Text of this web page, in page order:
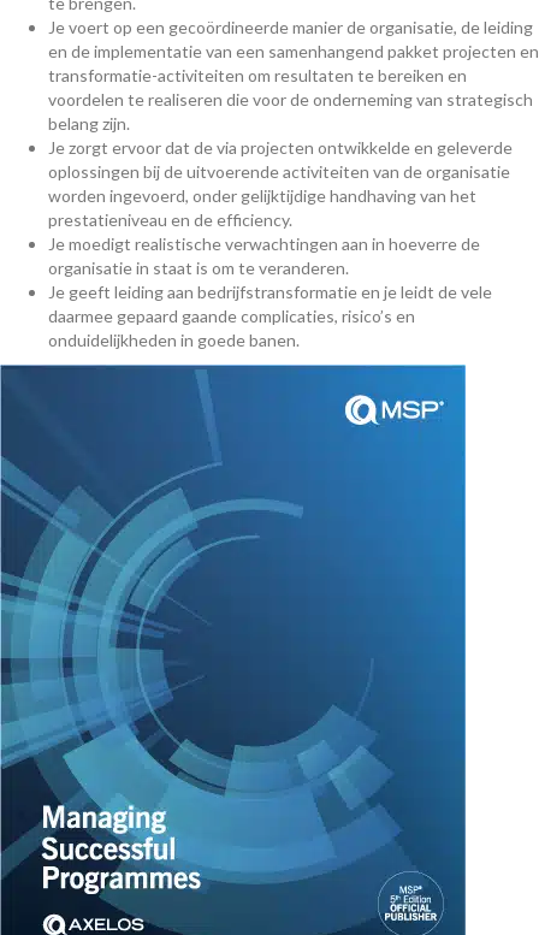
Je voert op een gecoördineerde manier de organisatie, de leiding
en de implementatie van een samenhangend pakket projecten en
transformatie-activiteiten om resultaten te bereiken en
voordelen te realiseren die voor de onderneming van strategisch
belang zijn.
Je zorgt ervoor dat de via projecten ontwikkelde en geleverde
oplossingen bij de uitvoerende activiteiten van de organisatie
worden ingevoerd, onder gelijktijdige handhaving van het
prestatieniveau en de efficiency.
Je moedigt realistische verwachtingen aan in hoeverre de
organisatie in staat is om te veranderen.
Je geeft leiding aan bedrijfstransformatie en je leidt de vele
daarmee gepaard gaande complicaties, risico’s en
onduidelijkheden in goede banen.